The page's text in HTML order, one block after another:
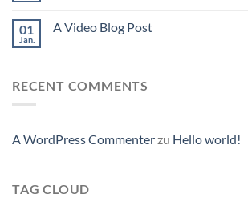
01
Jan.
A Video Blog Post
RECENT COMMENTS
A WordPress Commenterzu Hello world!
TAG CLOUD